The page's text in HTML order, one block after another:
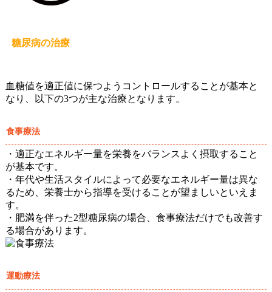
糖尿病の治療
血糖値を適正値に保つようコントロールすることが基本と
なり、以下の3つが主な治療となります。
食事療法
・適正なエネルギー量を栄養をバランスよく摂取すること
が基本です。
・年代や生活スタイルによって必要なエネルギー量は異な
るため、栄養士から指導を受けることが望ましいといえま
す。
・肥満を伴った2型糖尿病の場合、食事療法だけでも改善す
る場合があります。
運動療法